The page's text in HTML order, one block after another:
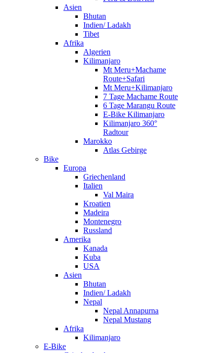
Asien
Bhutan
Indien/ Ladakh
Tibet
Afrika
Algerien
Kilimanjaro
Mt Meru+Machame
Route+Safari
Mt Meru+Kilimanjaro
7 Tage Machame Route
6 Tage Marangu Route
E-Bike Kilimanjaro
Kilimanjaro 360°
Radtour
Marokko
Atlas Gebirge
Bike
Europa
Griechenland
Italien
Val Maira
Kroatien
Madeira
Montenegro
Russland
Amerika
Kanada
Kuba
USA
Asien
Bhutan
Indien/ Ladakh
Nepal
Nepal Annapurna
Nepal Mustang
Afrika
Kilimanjaro
E-Bike